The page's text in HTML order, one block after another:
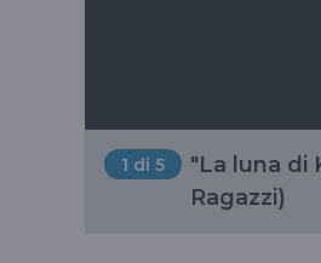
1 di 5
"La luna di
Ragazzi)